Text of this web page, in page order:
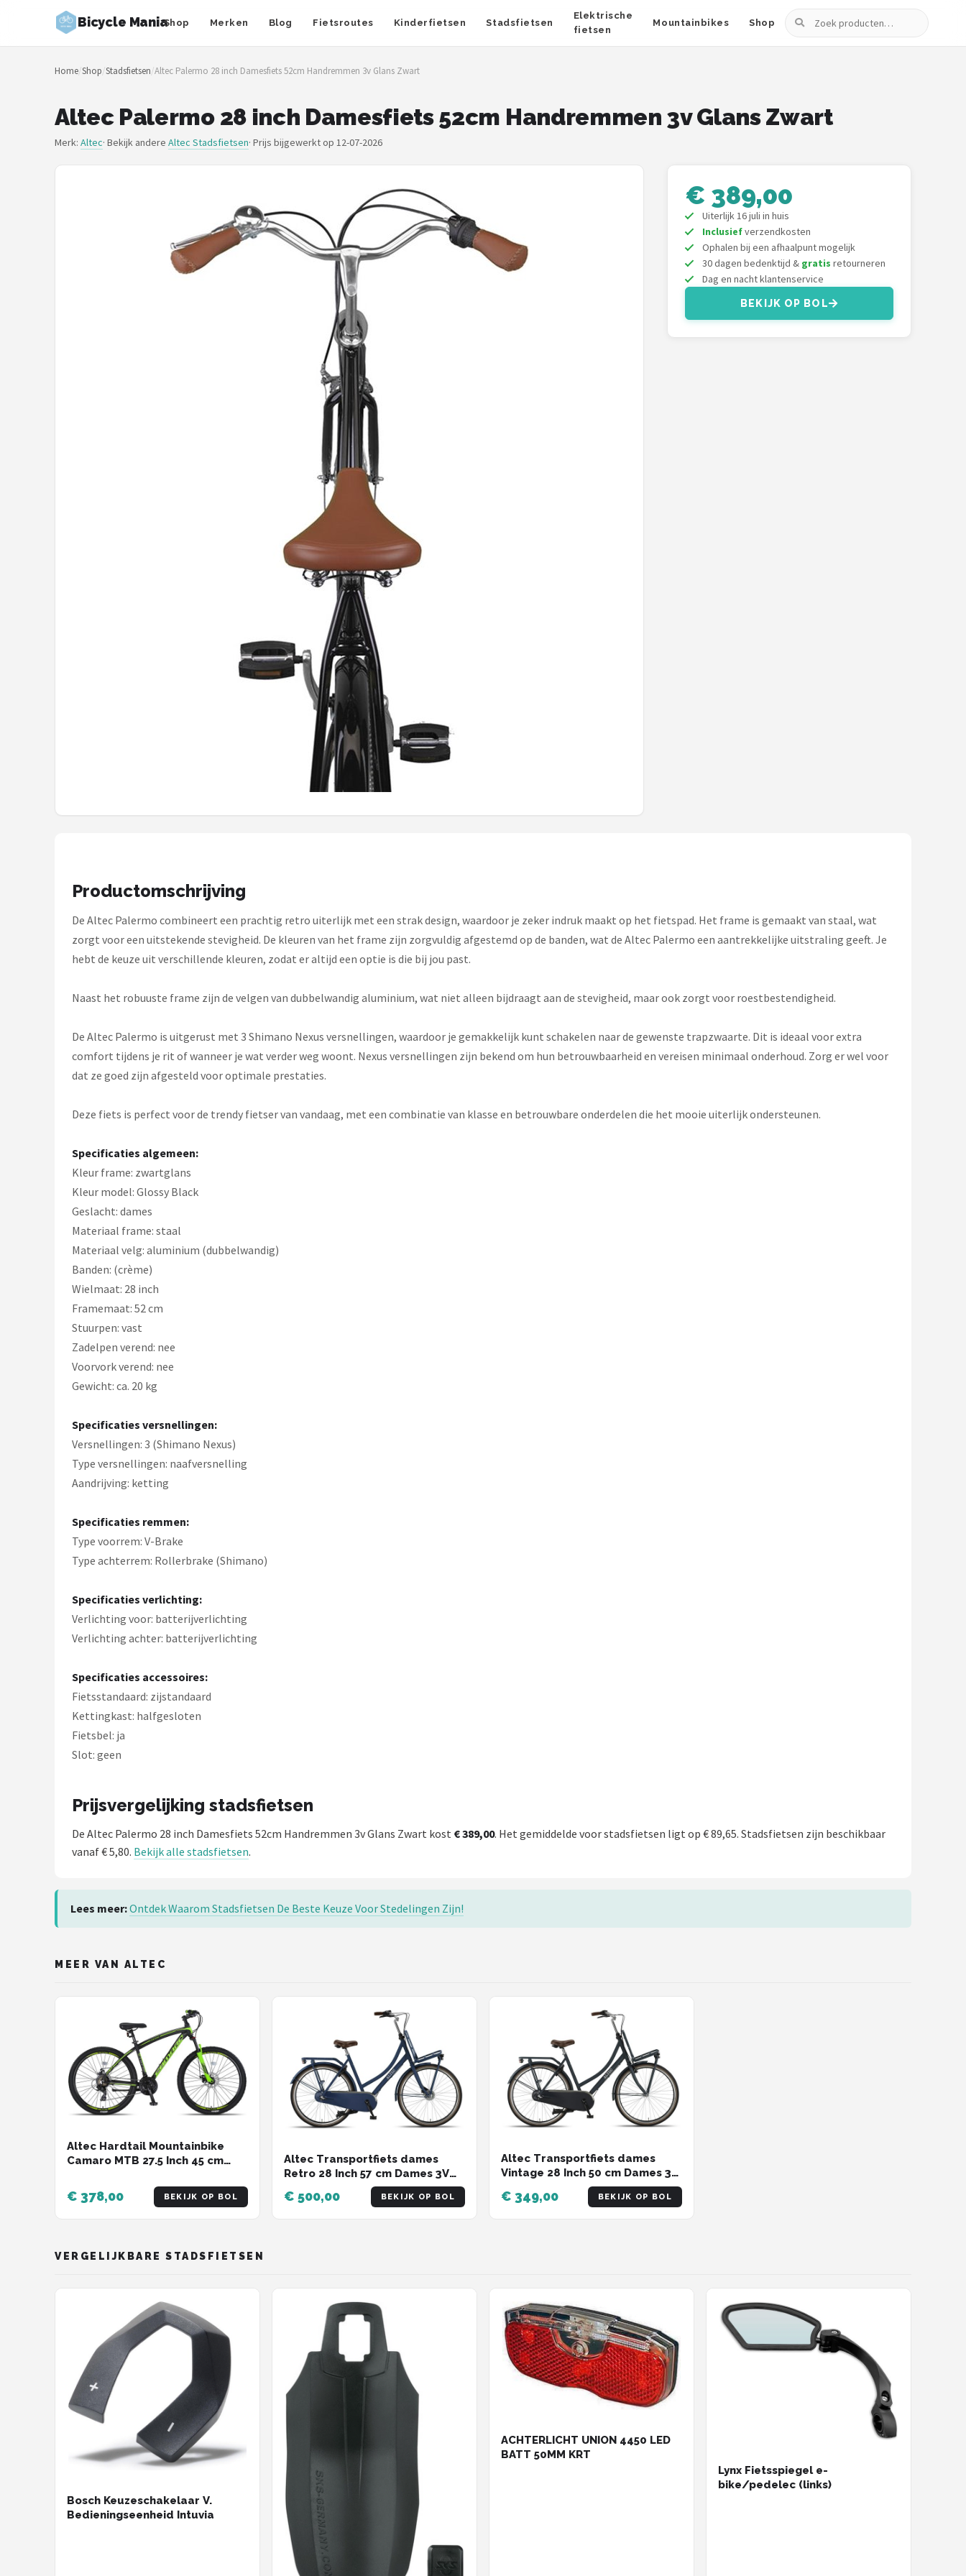
Bicycle ManiaShop Merken Blog Fietsroutes Kinderfietsen Stadsfietsen
Elektrische
fietsen
Mountainbikes Shop
Zoeken
Zoeken
NAVIGATIE
Merken
Home/Shop/Stadsfietsen/Altec Palermo 28 inch Damesfiets 52cm Handremmen 3v Glans Zwart
Altec Palermo 28 inch Damesfiets 52cm Handremmen 3v Glans Zwart
Merk: Altec· Bekijk andere Altec Stadsfietsen· Prijs bijgewerkt op 12-07-2026
€ 389,00
Uiterlijk 16 juli in huis
Inclusiefverzendkosten
Ophalen bij een afhaalpunt mogelijk
30 dagen bedenktijd & gratis retourneren
Dag en nacht klantenservice
BEKIJK OP BOL
Productomschrijving
De Altec Palermo combineert een prachtig retro uiterlijk met een strak design, waardoor je zeker indruk maakt op het fietspad. Het frame is gemaakt van staal, wat
zorgt voor een uitstekende stevigheid. De kleuren van het frame zijn zorgvuldig afgestemd op de banden, wat de Altec Palermo een aantrekkelijke uitstraling geeft. Je
hebt de keuze uit verschillende kleuren, zodat er altijd een optie is die bij jou past.
Naast het robuuste frame zijn de velgen van dubbelwandig aluminium, wat niet alleen bijdraagt aan de stevigheid, maar ook zorgt voor roestbestendigheid.
De Altec Palermo is uitgerust met 3 Shimano Nexus versnellingen, waardoor je gemakkelijk kunt schakelen naar de gewenste trapzwaarte. Dit is ideaal voor extra
comfort tijdens je rit of wanneer je wat verder weg woont. Nexus versnellingen zijn bekend om hun betrouwbaarheid en vereisen minimaal onderhoud. Zorg er wel voor
dat ze goed zijn afgesteld voor optimale prestaties.
Deze fiets is perfect voor de trendy fietser van vandaag, met een combinatie van klasse en betrouwbare onderdelen die het mooie uiterlijk ondersteunen.
Specificaties algemeen:
Kleur frame: zwartglans
Kleur model: Glossy Black
Geslacht: dames
Materiaal frame: staal
Materiaal velg: aluminium (dubbelwandig)
Banden: (crème)
Wielmaat: 28 inch
Framemaat: 52 cm
Stuurpen: vast
Zadelpen verend: nee
Voorvork verend: nee
Gewicht: ca. 20 kg
Specificaties versnellingen:
Versnellingen: 3 (Shimano Nexus)
Type versnellingen: naafversnelling
Aandrijving: ketting
Specificaties remmen:
Type voorrem: V-Brake
Type achterrem: Rollerbrake (Shimano)
Specificaties verlichting:
Verlichting voor: batterijverlichting
Verlichting achter: batterijverlichting
Specificaties accessoires:
Fietsstandaard: zijstandaard
Kettingkast: halfgesloten
Fietsbel: ja
Slot: geen
Prijsvergelijking stadsfietsen
De Altec Palermo 28 inch Damesfiets 52cm Handremmen 3v Glans Zwart kost € 389,00. Het gemiddelde voor stadsfietsen ligt op € 89,65. Stadsfietsen zijn beschikbaar
vanaf € 5,80. Bekijk alle stadsfietsen.
Lees meer:Ontdek Waarom Stadsfietsen De Beste Keuze Voor Stedelingen Zijn!
MEER VAN ALTEC
Altec Hardtail Mountainbike
Camaro MTB 27.5 Inch 45 cm
schijfrem Zwart/Groen
€ 378,00 BEKIJK OP BOL
Altec Transportfiets dames
Retro 28 Inch 57 cm Dames 3V
Rollerbrake Donkerblauw
€ 500,00 BEKIJK OP BOL
Altec Transportfiets dames
Vintage 28 Inch 50 cm Dames 3V
Terugtraprem Jeansblauw
€ 349,00 BEKIJK OP BOL
VERGELIJKBARE STADSFIETSEN
Bosch Keuzeschakelaar V.
Bedieningseenheid Intuvia
ACHTERLICHT UNION 4450 LED
BATT 50MM KRT
Lynx Fietsspiegel e-
bike/pedelec (links)